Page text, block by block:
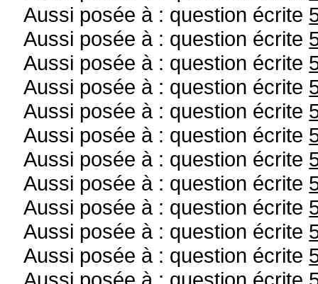
Aussi posée à : question écrite
Aussi posée à : question écrite
Aussi posée à : question écrite
Aussi posée à : question écrite
Aussi posée à : question écrite
Aussi posée à : question écrite
Aussi posée à : question écrite
Aussi posée à : question écrite
Aussi posée à : question écrite
Aussi posée à : question écrite
Aussi posée à : question écrite